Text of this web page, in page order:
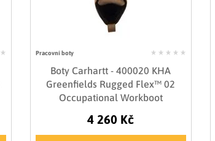
Pracovní boty
Boty Carhartt - 400020 KHA
Greenfields Rugged Flex™ 02
Occupational Workboot
4 260 Kč